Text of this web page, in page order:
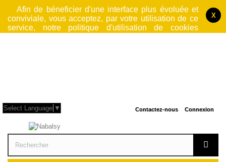
Afin de béneficier d'une interface plus évoluée et
conviviale, vous acceptez, par votre utilisation de ce
service, notre politique d'utilisation de cookies
X
Connexion
Contactez-nous
Select Language ▼